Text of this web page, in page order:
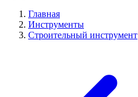
Главная
Инструменты
Строительный инструмент